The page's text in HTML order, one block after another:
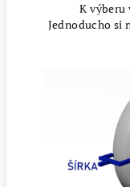
K výberu
Jednoducho si